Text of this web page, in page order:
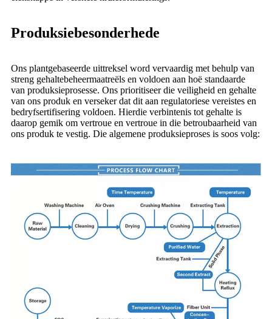
Produksiebesonderhede
Ons plantgebaseerde uittreksel word vervaardig met behulp van
streng gehaltebeheermaatreëls en voldoen aan hoë standaarde
van produksieprosesse. Ons prioritiseer die veiligheid en gehalte
van ons produk en verseker dat dit aan regulatoriese vereistes en
bedryfsertifisering voldoen. Hierdie verbintenis tot gehalte is
daarop gemik om vertroue en vertroue in die betroubaarheid van
ons produk te vestig. Die algemene produksieproses is soos volg: